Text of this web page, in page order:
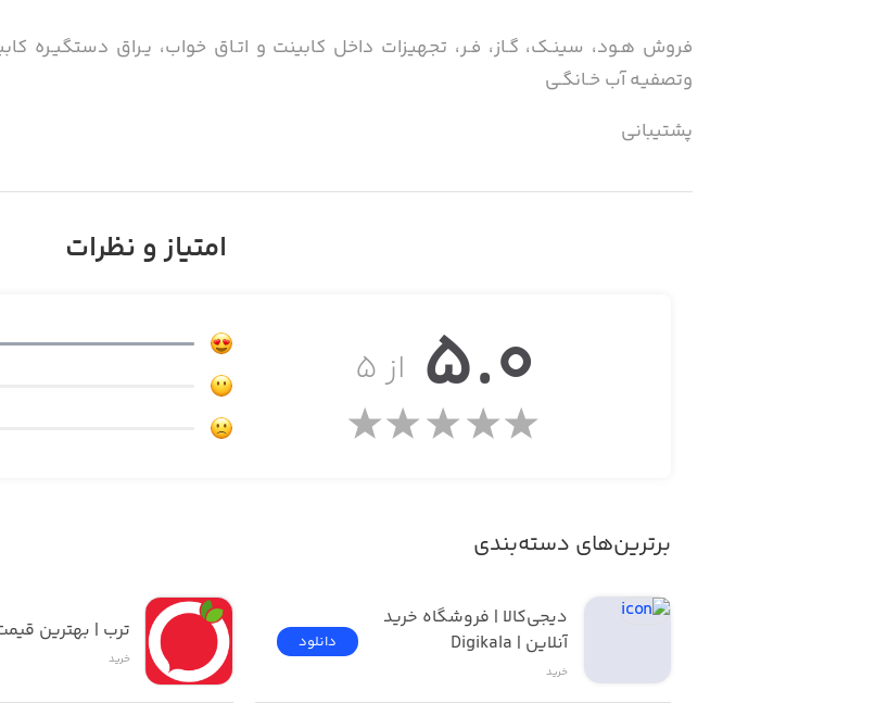
فروش هـود، سینـک، گـاز، فـر، تجهیزات داخل کابینت و اتـاق خواب، یـراق دستگیـره
وتصفیـه آب خـانگـی
پشتیبانی
امتیاز و نظرات
از ۵ 5.0
برترین‌های دسته‌بندی
آنلاین | Digikala
خرید
دانلود ترب | بهترین قیمت
خرید